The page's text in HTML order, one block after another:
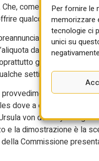
Per fornire le
memorizzare
tecnologie ci
unici su
come vuole il titolare
qualcosa da mettere
un “taglio
dal 35 al 33% per
gli effetti non
settimana si avrà
“punitivi”
dove a ottobre entrerà
von der Leyen e già
e la dimostrazione è la
Commissione